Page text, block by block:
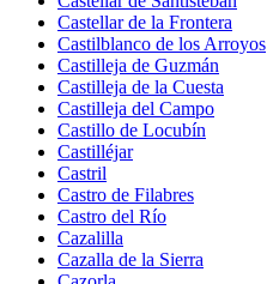
Castellar de la Frontera
Castilblanco de los Arroyos
Castilleja de Guzmán
Castilleja de la Cuesta
Castilleja del Campo
Castillo de Locubín
Castilléjar
Castril
Castro de Filabres
Castro del Río
Cazalilla
Cazalla de la Sierra